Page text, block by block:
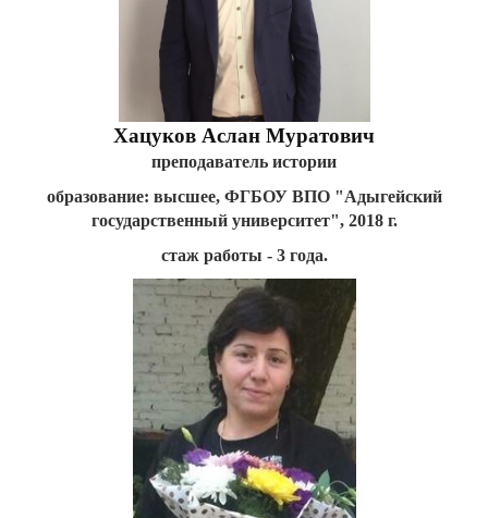
Хацуков Аслан Муратович
преподаватель истории
образование: высшее, ФГБОУ ВПО "Адыгейский
государственный университет", 2018 г.
стаж работы - 3 года.